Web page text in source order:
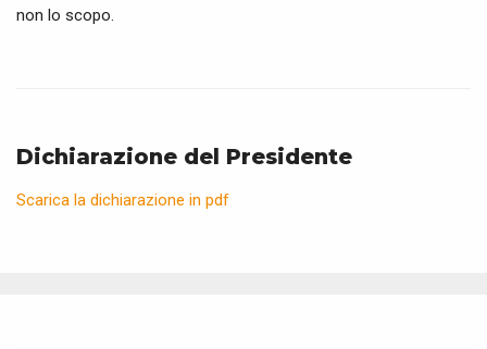
non lo scopo.
Dichiarazione del Presidente
Scarica la dichiarazione in pdf